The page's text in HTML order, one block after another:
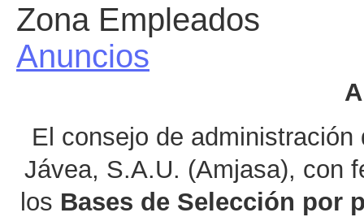
Zona Empleados
Anuncios
El consejo de
Jávea, S.A.U. (Amjasa), con
los Bases de Selección por